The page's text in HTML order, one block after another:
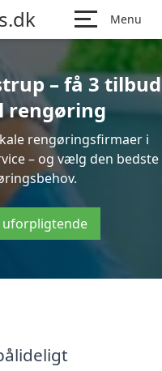
Menu
– få 3 tilbud
rengøring
rengøringsfirmaer i
– og vælg den bedste
uforpligtende